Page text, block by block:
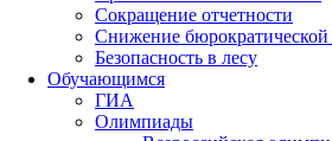
Сокращение отчетности
Снижение бюрократической
Безопасность в лесу
Обучающимся
ГИА
Олимпиады